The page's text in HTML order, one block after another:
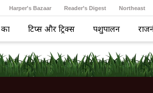
Harper's Bazaar Reader’s Digest Northeast
टिप्स और ट्रिक्स पशुपालन